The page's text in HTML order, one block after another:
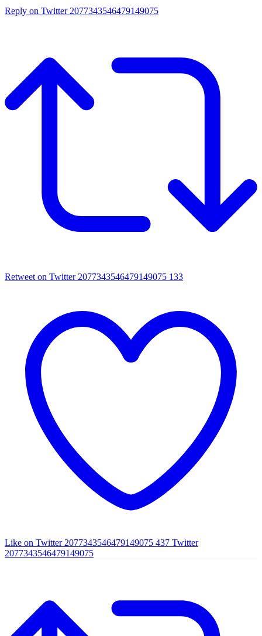
Reply on Twitter 2077343546479149075
Retweet on Twitter 2077343546479149075 133
Like on Twitter 2077343546479149075 437 Twitter
2077343546479149075